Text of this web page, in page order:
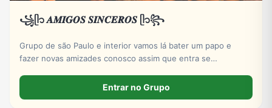
꧁ᥫ᭡ 𝑨𝑴𝑰𝑮𝑶𝑺 𝑺𝑰𝑵𝑪𝑬𝑹𝑶𝑺 ᥫ᭡꧂
Grupo de são Paulo e interior vamos lá bater um papo e
fazer novas amizades conosco assim que entra se
Entrar no Grupo